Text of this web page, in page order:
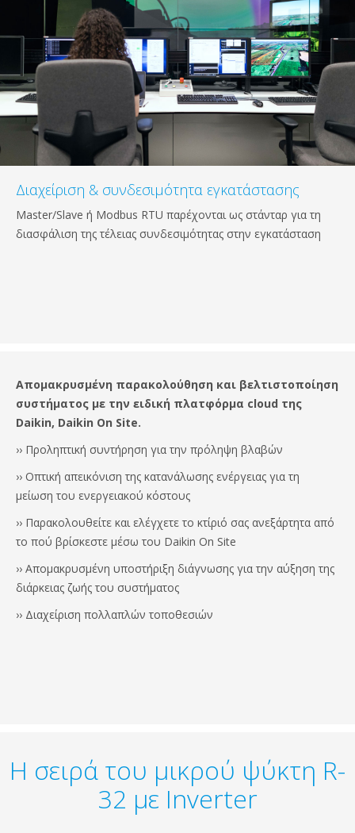
Διαχείριση & συνδεσιμότητα εγκατάστασης
Master/Slave ή Modbus RTU παρέχονται ως στάνταρ για τη
διασφάλιση της τέλειας συνδεσιμότητας στην εγκατάσταση
Απομακρυσμένη παρακολούθηση και βελτιστοποίηση
συστήματος με την ειδική πλατφόρμα cloud της
Daikin, Daikin On Site.
›› Προληπτική συντήρηση για την πρόληψη βλαβών
›› Οπτική απεικόνιση της κατανάλωσης ενέργειας για τη
μείωση του ενεργειακού κόστους
›› Παρακολουθείτε και ελέγχετε το κτίριό σας ανεξάρτητα από
το πού βρίσκεστε μέσω του Daikin On Site
›› Απομακρυσμένη υποστήριξη διάγνωσης για την αύξηση της
διάρκειας ζωής του συστήματος
›› Διαχείριση πολλαπλών τοποθεσιών
Η σειρά του μικρού ψύκτη R-
32 με Inverter